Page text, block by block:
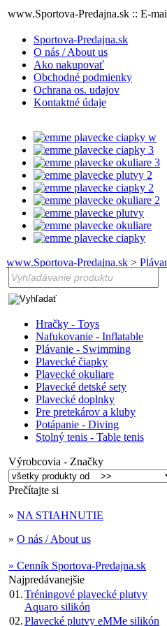
www.Sportova-Predajna.sk :: E-
Sportova-Predajna.sk
O nás / About us
Ako nakupovať
Obchodné podmienky
Ochrana os. udajov
Kontaktné údaje
www.Sportova-Predajna.sk >
Hračky - Toys
Nafukovanie - Inflatable
Plávanie - Swimming
Plavecké čiapky
Plavecké okuliare
Plavecké detské sety
Plavecké doplnky
Pre pretekárov a kluby
Potápanie - Diving
Stolný tenis - Table tenis
Výrobcovia - Značky
Prečítajte si
» NA STIAHNUTIE
» O nás / About us
» Cenník Sportova-Predajna.sk
Najpredávanejšie
01.Tréningové plavecké plutvy
Aquaro silikón
02.Plavecké plutvy eMMe silikón